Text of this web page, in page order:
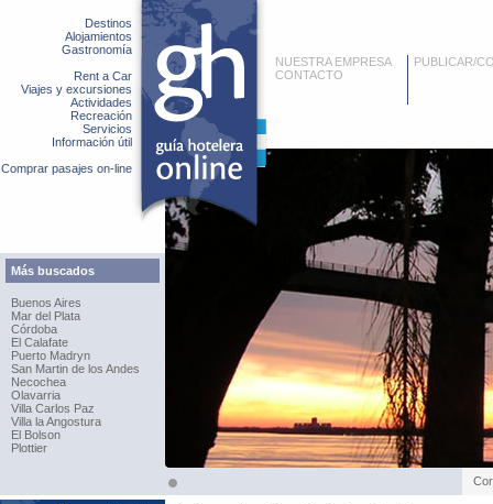
Destinos
Alojamientos
Gastronomía
Rent a Car
Viajes y excursiones
Actividades
Recreación
Servicios
Información útil
Comprar pasajes on-line
Más buscados
Buenos Aires
Mar del Plata
Córdoba
El Calafate
Puerto Madryn
San Martin de los Andes
Necochea
Olavarria
Villa Carlos Paz
Villa la Angostura
El Bolson
Plottier
NUESTRA EMPRESA
CONTACTO
PUBLICAR/